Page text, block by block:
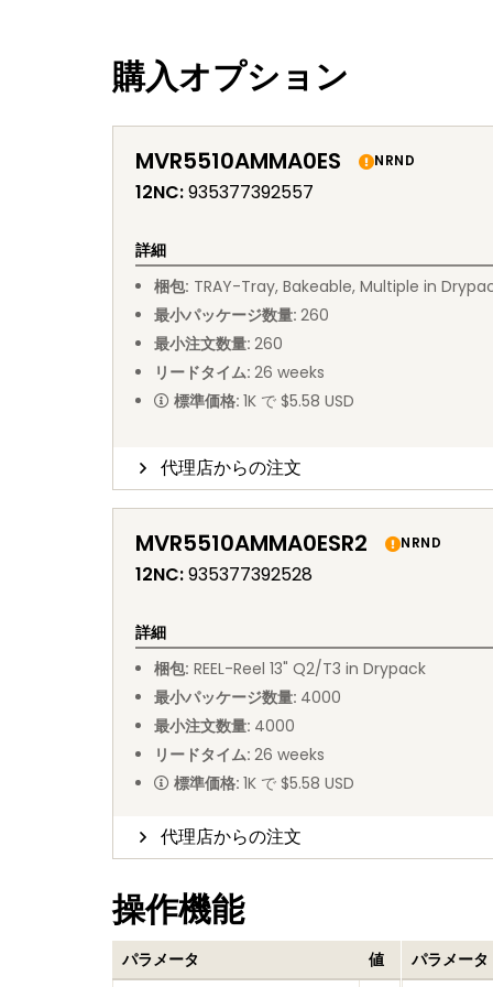
購入オプション
MVR5510AMMA0ES NRND
12NC:935377392557
詳細
梱包: TRAY-Tray, Bakeable, Multiple in
最小パッケージ数量: 260
最小注文数量: 260
リードタイム: 26 weeks
標準価格: 1K で $5.58 USD
代理店からの注文
MVR5510AMMA0ESR2 NRND
12NC:935377392528
詳細
梱包: REEL-Reel 13" Q2/T3 in Drypack
最小パッケージ数量: 4000
最小注文数量: 4000
リードタイム: 26 weeks
標準価格: 1K で $5.58 USD
代理店からの注文
操作機能
パラメータ 値 パラメータ